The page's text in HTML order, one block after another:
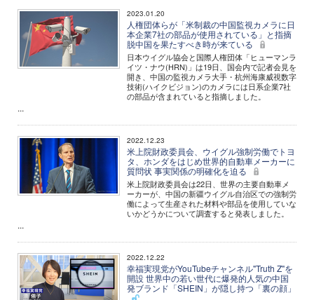
2023.01.20
人権団体らが「米制裁の中国監視カメラに日
本企業7社の部品が使用されている」と指摘
脱中国を果たすべき時が来ている
日本ウイグル協会と国際人権団体「ヒューマンラ
イツ・ナウ(HRN)」は19日、国会内で記者会見を
開き、中国の監視カメラ大手・杭州海康威視数字
技術(ハイクビジョン)のカメラには日系企業7社
の部品が含まれていると指摘しました。
...
2022.12.23
米上院財政委員会、ウイグル強制労働でトヨ
タ、ホンダをはじめ世界的自動車メーカーに
質問状 事実関係の明確化を迫る
米上院財政委員会は22日、世界の主要自動車メ
ーカーが、中国の新疆ウイグル自治区での強制労
働によって生産された材料や部品を使用していな
いかどうかについて調査すると発表しました。
...
2022.12.22
幸福実現党がYouTubeチャンネル"Truth Z"を
開設 世界中の若い世代に爆発的人気の中国
発ブランド「SHEIN」が隠し持つ「裏の顔」